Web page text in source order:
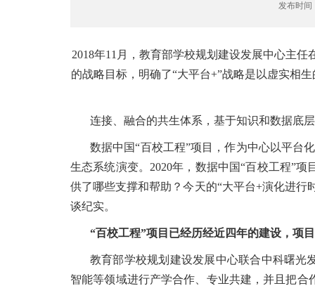
发布时
2018年11月，教育部学校规划建设发展中心主
的战略目标，明确了“大平台+”战略是以虚实相
连接、融合的共生体系，基于知识和数据底
数据中国“百校工程”项目，作为中心以平台
生态系统演变。2020年，数据中国“百校工程”
供了哪些支撑和帮助？今天的“大平台+演化进行
谈纪实。
“百校工程”项目已经历经近四年的建设，项
教育部学校规划建设发展中心联合中科曙光
智能等领域进行产学合作、专业共建，并且把